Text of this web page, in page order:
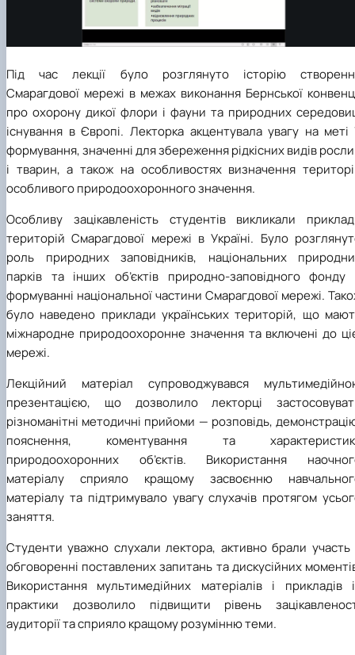
Під час лекції було розглянуто історію
Смарагдової мережі в межах виконання Бернської
про охорону дикої флори і фауни та природних
існування в Європі. Лекторка акцентувала увагу на меті
формування, значенні для збереження рідкісних видів
і тварин, а також на особливостях визначення
особливого природоохоронного значення.
Особливу зацікавленість студентів викликали
територій Смарагдової мережі в Україні. Було
роль природних заповідників, національних
парків та інших об’єктів природно-заповідного фонду
формуванні національної частини Смарагдової мережі.
було наведено приклади українських територій, що
міжнародне природоохоронне значення та включені до
мережі.
Лекційний матеріал супроводжувався
презентацією, що дозволило лекторці
різноманітні методичні прийоми — розповідь,
пояснення, коментування та
природоохоронних об’єктів. Використання
матеріалу сприяло кращому засвоєнню
матеріалу та підтримувало увагу слухачів протягом
заняття.
Студенти уважно слухали лектора, активно брали участь
обговоренні поставлених запитань та дискусійних
Використання мультимедійних матеріалів і прикладів
практики дозволило підвищити рівень
аудиторії та сприяло кращому розумінню теми.